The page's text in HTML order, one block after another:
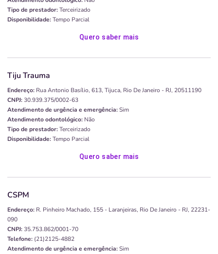
Tipo de prestador:Terceirizado
Disponibilidade:Tempo Parcial
Quero saber mais
Tiju Trauma
Endereço: Rua Antonio Basílio, 613, Tijuca, Rio De Janeiro - RJ, 20511190
CNPJ:30.939.375/0002-63
Atendimento de urgência e emergência:Sim
Atendimento odontológico: Não
Tipo de prestador:Terceirizado
Disponibilidade:Tempo Parcial
Quero saber mais
CSPM
Endereço: R. Pinheiro Machado, 155 - Laranjeiras, Rio De Janeiro - RJ, 22231-
090
CNPJ:35.753.862/0001-70
Telefone: (21)2125-4882
Atendimento de urgência e emergência:Sim